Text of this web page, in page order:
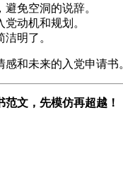
免空洞的说辞。
动机和规划。
明了。
和未来的入党申请书
文，先模仿再超越！